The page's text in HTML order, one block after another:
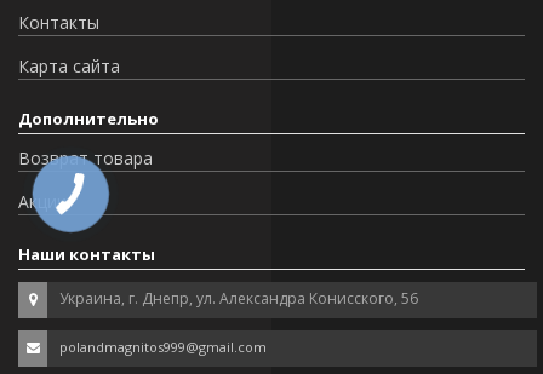
Контакты
Карта сайта
Дополнительно
Возврат товара
Акции
Наши контакты
Украина, г. Днепр, ул. Александра Конисского, 56
polandmagnitos999@gmail.com